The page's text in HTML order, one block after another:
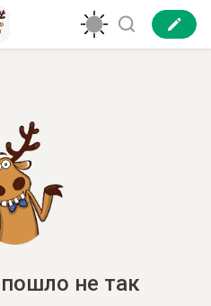
не так